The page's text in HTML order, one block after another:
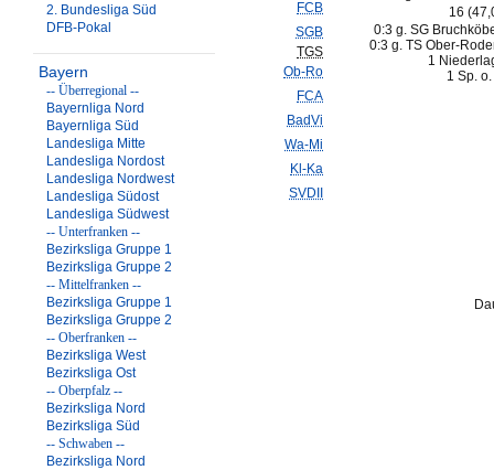
2. Bundesliga Süd
DFB-Pokal
Bayern
-- Überregional --
Bayernliga Nord
Bayernliga Süd
Landesliga Mitte
Landesliga Nordost
Landesliga Nordwest
Landesliga Südost
Landesliga Südwest
-- Unterfranken --
Bezirksliga Gruppe 1
Bezirksliga Gruppe 2
-- Mittelfranken --
Bezirksliga Gruppe 1
Bezirksliga Gruppe 2
-- Oberfranken --
Bezirksliga West
Bezirksliga Ost
-- Oberpfalz --
Bezirksliga Nord
Bezirksliga Süd
-- Schwaben --
Bezirksliga Nord
FCB
SGB
TGS
Ob-Ro
FCA
BadVi
Wa-Mi
Kl-Ka
SVDII
16
0:3 g. SG
0:3 g. TS Ober-
1
1 Sp.